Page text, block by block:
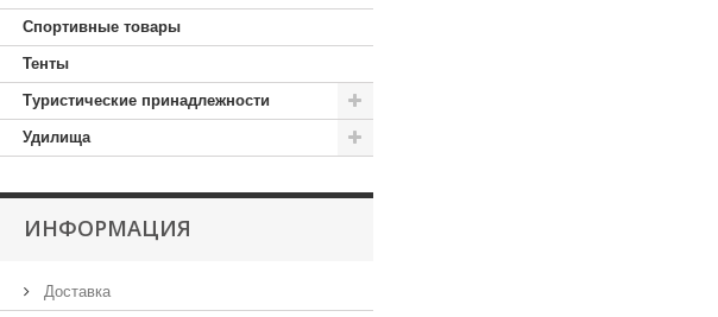
Спортивные товары
Тенты
Туристические принадлежности
Удилища
ИНФОРМАЦИЯ
Доставка